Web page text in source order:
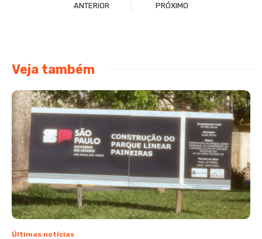
ANTERIOR PRÓXIMO
Veja também
Últimas notícias